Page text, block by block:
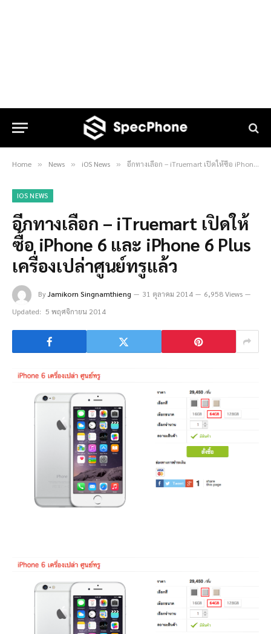
Home » News » iOS News » อีกทางเลือก – iTruemart เปิดให้ซื้อ iPhone 6 และ iPhone 6 Plus เครื่องเปล่าศูนย์ทรูแล้ว
IOS NEWS
อีกทางเลือก – iTruemart เปิดให้
ซื้อ iPhone 6 และ iPhone 6 Plus
เครื่องเปล่าศูนย์ทรูแล้ว
ByJamikorn Singnamthieng 31 ตุลาคม 2014
6,958 Views
Updated: 5 พฤศจิกายน 2014